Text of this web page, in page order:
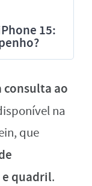
15:
ao
na
que
quadril.